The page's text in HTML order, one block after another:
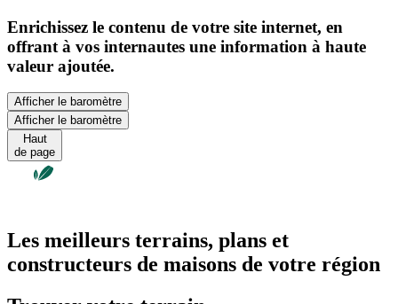
Enrichissez le contenu de votre site internet, en
offrant à vos internautes une information à haute
valeur ajoutée.
Afficher le baromètre
Afficher le baromètre
Haut
de page
Les meilleurs terrains, plans et
constructeurs de maisons de votre région